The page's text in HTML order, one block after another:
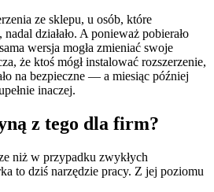
ze sklepu, u osób, które
działało. A ponieważ pobierało
wersja mogła zmieniać swoje
że ktoś mógł instalować rozszerzenie,
na bezpieczne — a miesiąc później
inaczej.
z tego dla firm?
niż w przypadku zwykłych
to dziś narzędzie pracy. Z jej poziomu